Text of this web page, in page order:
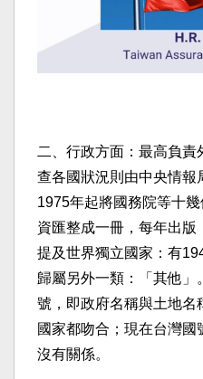
二、行政方面：最高負責
查各國狀況則由中央情報
1975年起將國務院等十
資匯整成一冊，每年出版
提及世界獨立國家：有
歸屬另外一類：「其他」
號，即政府名稱與土地名
國家都吻合；現在台灣
沒有關係。